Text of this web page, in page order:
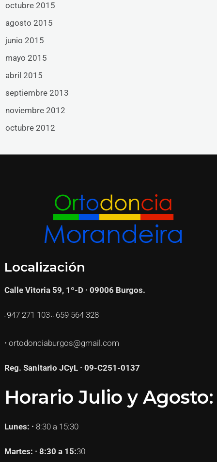
octubre 2015
agosto 2015
junio 2015
mayo 2015
abril 2015
septiembre 2013
noviembre 2012
octubre 2012
Localización
Calle Vitoria 59, 1º-D · 09006 Burgos.
· 947 271 103 · · 659 564 328
· ortodonciaburgos@gmail.com
Reg. Sanitario JCyL · 09-C251-0137
Horario Julio y Agosto:
Lunes: · 8:30 a 15:30
Martes: · 8:30 a 15:30